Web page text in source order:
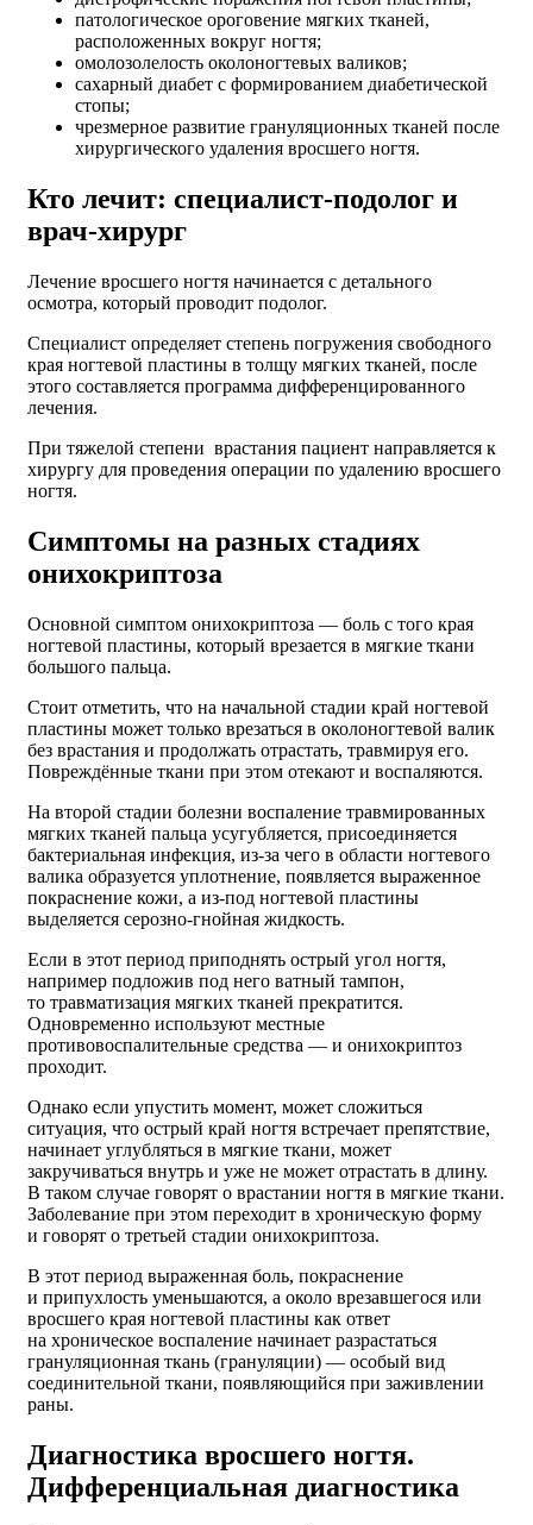
патологическое ороговение мягких тканей,
расположенных вокруг ногтя;
омолозолелость околоногтевых валиков;
сахарный диабет с формированием диабетической
стопы;
чрезмерное развитие грануляционных тканей после
хирургического удаления вросшего ногтя.
Кто лечит: специалист-подолог и
врач-хирург
Лечение вросшего ногтя начинается с детального
осмотра, который проводит подолог.
Специалист определяет степень погружения свободного
края ногтевой пластины в толщу мягких тканей, после
этого составляется программа дифференцированного
лечения.
При тяжелой степени врастания пациент направляется к
хирургу для проведения операции по удалению вросшего
ногтя.
Симптомы на разных стадиях
онихокриптоза
Основной симптом онихокриптоза — боль с того края
ногтевой пластины, который врезается в мягкие ткани
большого пальца.
Стоит отметить, что на начальной стадии край ногтевой
пластины может только врезаться в околоногтевой валик
без врастания и продолжать отрастать, травмируя его.
Повреждённые ткани при этом отекают и воспаляются.
На второй стадии болезни воспаление травмированных
мягких тканей пальца усугубляется, присоединяется
бактериальная инфекция, из-за чего в области ногтевого
валика образуется уплотнение, появляется выраженное
покраснение кожи, а из-под ногтевой пластины
выделяется серозно-гнойная жидкость.
Если в этот период приподнять острый угол ногтя,
например подложив под него ватный тампон,
то травматизация мягких тканей прекратится.
Одновременно используют местные
противовоспалительные средства — и онихокриптоз
проходит.
Однако если упустить момент, может сложиться
ситуация, что острый край ногтя встречает препятствие,
начинает углубляться в мягкие ткани, может
закручиваться внутрь и уже не может отрастать в длину.
В таком случае говорят о врастании ногтя в мягкие ткани.
Заболевание при этом переходит в хроническую форму
и говорят о третьей стадии онихокриптоза.
В этот период выраженная боль, покраснение
и припухлость уменьшаются, а около врезавшегося или
вросшего края ногтевой пластины как ответ
на хроническое воспаление начинает разрастаться
грануляционная ткань (грануляции) — особый вид
соединительной ткани, появляющийся при заживлении
раны.
Диагностика вросшего ногтя.
Дифференциальная диагностика